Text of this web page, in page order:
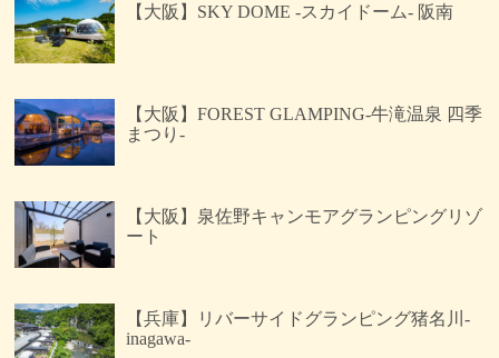
【大阪】SKY DOME -スカイドーム- 阪南
【大阪】FOREST GLAMPING-牛滝温泉 四季
まつり-
【大阪】泉佐野キャンモアグランピングリゾ
ート
【兵庫】リバーサイドグランピング猪名川-
inagawa-